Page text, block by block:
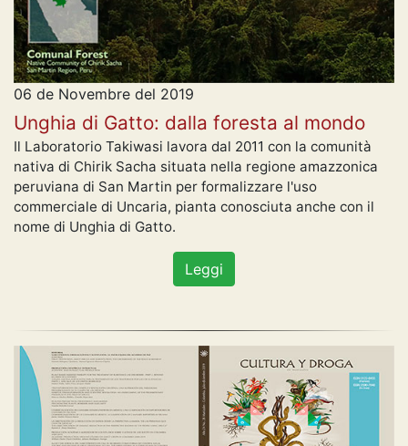
06 de Novembre del 2019
Unghia di Gatto: dalla foresta al mondo
Il Laboratorio Takiwasi lavora dal 2011 con la comunità
nativa di Chirik Sacha situata nella regione amazzonica
peruviana di San Martin per formalizzare l'uso
commerciale di Uncaria, pianta conosciuta anche con il
nome di Unghia di Gatto.
Leggi